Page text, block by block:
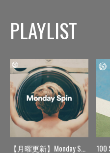
PLAYLIST
【月曜更新】Monday Spin 100